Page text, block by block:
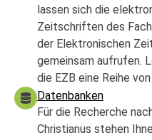
lassen sich die
Zeitschriften des
der Elektronischen
gemeinsam aufrufen.
die EZB eine Reihe
Datenbanken
Für die Recherche
Christianus stehen